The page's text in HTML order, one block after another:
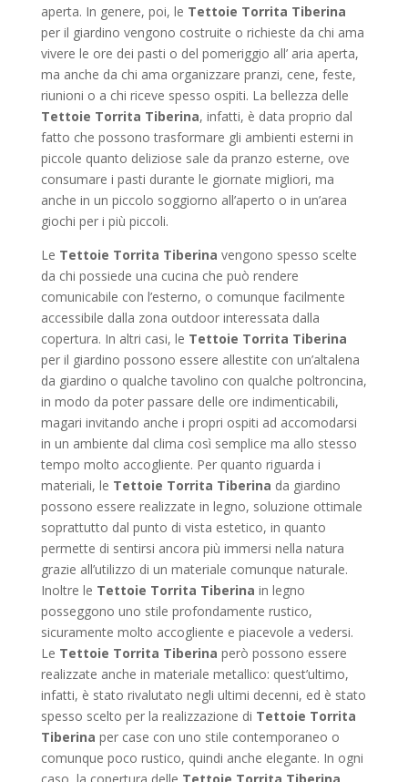
aperta. In genere, poi, le Tettoie Torrita Tiberina
per il giardino vengono costruite o richieste da chi ama
vivere le ore dei pasti o del pomeriggio all’ aria aperta,
ma anche da chi ama organizzare pranzi, cene, feste,
riunioni o a chi riceve spesso ospiti. La bellezza delle
Tettoie Torrita Tiberina, infatti, è data proprio dal
fatto che possono trasformare gli ambienti esterni in
piccole quanto deliziose sale da pranzo esterne, ove
consumare i pasti durante le giornate migliori, ma
anche in un piccolo soggiorno all’aperto o in un’area
giochi per i più piccoli.
Le Tettoie Torrita Tiberina vengono spesso scelte
da chi possiede una cucina che può rendere
comunicabile con l’esterno, o comunque facilmente
accessibile dalla zona outdoor interessata dalla
copertura. In altri casi, le Tettoie Torrita Tiberina
per il giardino possono essere allestite con un’altalena
da giardino o qualche tavolino con qualche poltroncina,
in modo da poter passare delle ore indimenticabili,
magari invitando anche i propri ospiti ad accomodarsi
in un ambiente dal clima così semplice ma allo stesso
tempo molto accogliente. Per quanto riguarda i
materiali, le Tettoie Torrita Tiberina da giardino
possono essere realizzate in legno, soluzione ottimale
soprattutto dal punto di vista estetico, in quanto
permette di sentirsi ancora più immersi nella natura
grazie all’utilizzo di un materiale comunque naturale.
Inoltre le Tettoie Torrita Tiberina in legno
posseggono uno stile profondamente rustico,
sicuramente molto accogliente e piacevole a vedersi.
Le Tettoie Torrita Tiberina però possono essere
realizzate anche in materiale metallico: quest’ultimo,
infatti, è stato rivalutato negli ultimi decenni, ed è stato
spesso scelto per la realizzazione di Tettoie Torrita
Tiberina per case con uno stile contemporaneo o
comunque poco rustico, quindi anche elegante. In ogni